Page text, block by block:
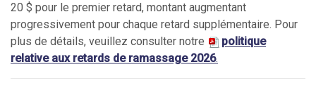
20 $ pour le premier retard, montant augmentant
progressivement pour chaque retard supplémentaire. Pour
plus de détails, veuillez consulter notre
politique
relative aux retards de ramassage 2026.